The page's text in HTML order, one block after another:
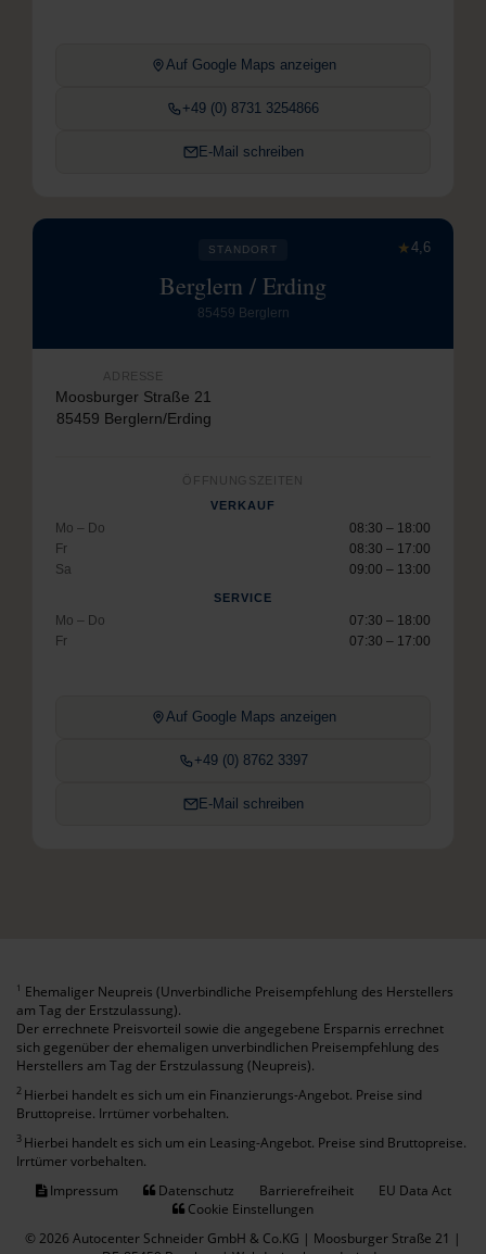
Auf Google Maps anzeigen
+49 (0) 8731 3254866
E-Mail schreiben
★4,6
STANDORT
Berglern / Erding
85459 Berglern
ADRESSE
Moosburger Straße 21
85459 Berglern/Erding
ÖFFNUNGSZEITEN
VERKAUF
Mo – Do
08:30 – 18:00
Fr
08:30 – 17:00
Sa
09:00 – 13:00
SERVICE
Mo – Do
07:30 – 18:00
Fr
07:30 – 17:00
Auf Google Maps anzeigen
+49 (0) 8762 3397
E-Mail schreiben
1 Ehemaliger Neupreis (Unverbindliche Preisempfehlung des Herstellers
am Tag der Erstzulassung).
Der errechnete Preisvorteil sowie die angegebene Ersparnis errechnet
sich gegenüber der ehemaligen unverbindlichen Preisempfehlung des
Herstellers am Tag der Erstzulassung (Neupreis).
2 Hierbei handelt es sich um ein Finanzierungs-Angebot. Preise sind
Bruttopreise. Irrtümer vorbehalten.
3 Hierbei handelt es sich um ein Leasing-Angebot. Preise sind Bruttopreise.
Irrtümer vorbehalten.
Impressum
Datenschutz Barrierefreiheit
EU Data Act
Cookie Einstellungen
© 2026 Autocenter Schneider GmbH & Co.KG | Moosburger Straße 21 |